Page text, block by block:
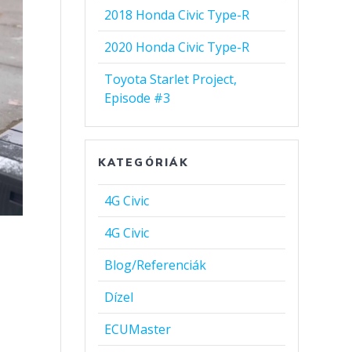
2018 Honda Civic Type-R
2020 Honda Civic Type-R
Toyota Starlet Project,
Episode #3
KATEGÓRIÁK
4G Civic
4G Civic
Blog/Referenciák
Dízel
ECUMaster